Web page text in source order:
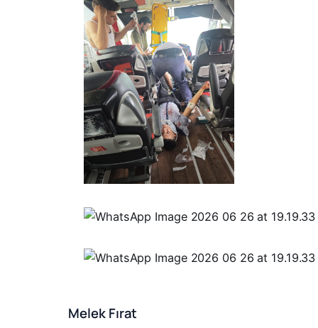
Melek Fırat